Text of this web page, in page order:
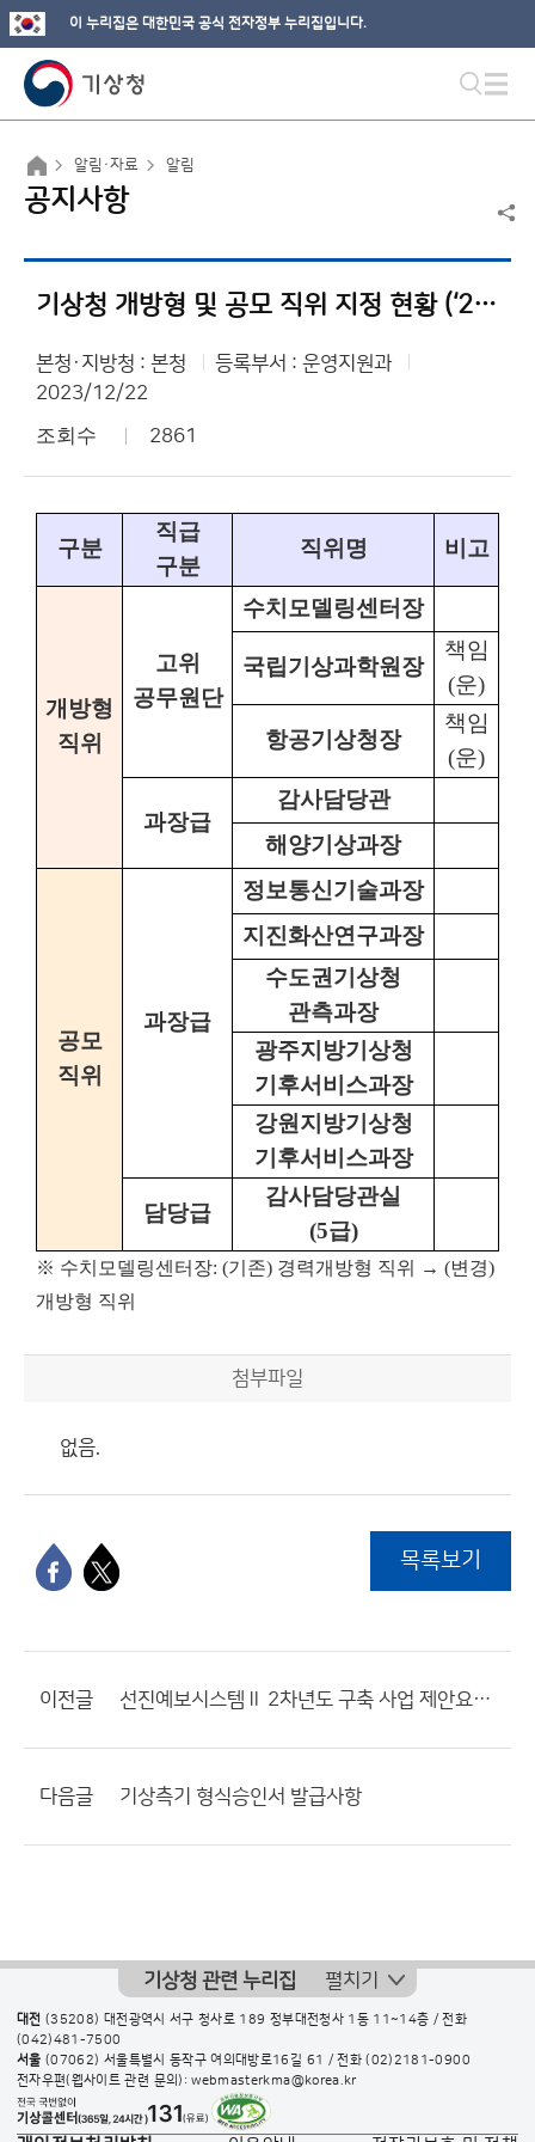
이 누리집은 대한민국 공식 전자정부 누리집입니다.
알림·자료 알림
공지사항
기상청 개방형 및 공모 직위 지정 현황 (‘23.12.11.현재 기준)
본청·지방청 : 본청
등록부서 : 운영지원과
2023/12/22
조회수 2861
구분
직급
구분
직위명 비고
개방형
직위
고위
공무원단
수치모델링센터장
국립기상과학원장
책임
(운)
항공기상청장
책임
(운)
과장급
감사담당관
해양기상과장
공모
직위
과장급
정보통신기술과장
지진화산연구과장
수도권기상청
관측과장
광주지방기상청
기후서비스과장
강원지방기상청
기후서비스과장
담당급
감사담당관실
(5급)
※ 수치모델링센터장: (기존) 경력개방형 직위 → (변경)
개방형 직위
첨부파일
없음.
목록보기
이전글 선진예보시스템Ⅱ 2차년도 구축 사업 제안요청 설명회
다음글 기상측기 형식승인서 발급사항
기상청 관련 누리집 펼치기
대전 (35208) 대전광역시 서구 청사로 189 정부대전청사 1동 11~14층 / 전화
(042)481-7500
서울 (07062) 서울특별시 동작구 여의대방로16길 61 / 전화(02)2181-0900
전자우편(웹사이트 관련 문의): webmasterkma@korea.kr